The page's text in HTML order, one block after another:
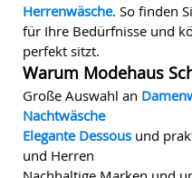
Herrenwäsche. So finden
für Ihre Bedürfnisse und
perfekt sitzt.
Warum Modehaus
Große Auswahl an
Nachtwäsche
Elegante Dessous und
und Herren